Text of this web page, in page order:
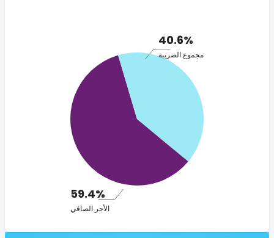
40.6%
مجموع الضريبة
59.4%
الأجر الصافي